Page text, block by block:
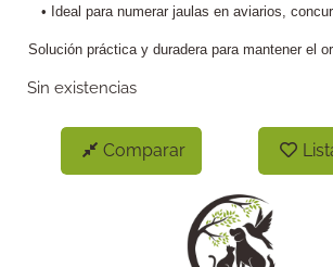
• Ideal para numerar jaulas en aviarios,
Solución práctica y duradera para mantener el
Sin existencias
Comparar